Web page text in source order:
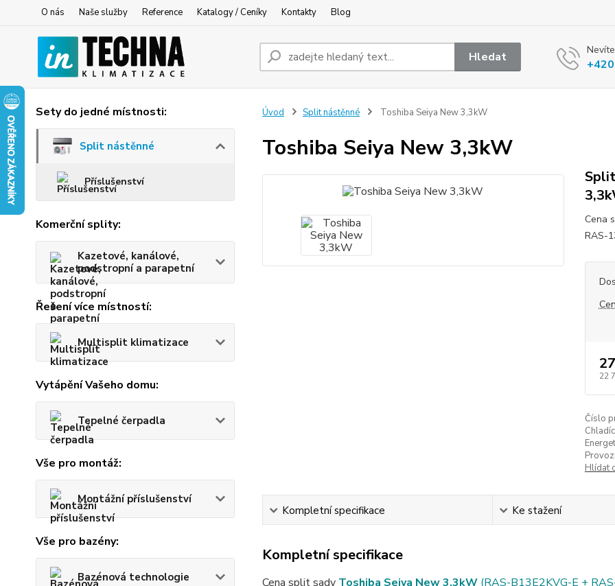
O nás Naše služby Reference Katalogy / Ceníky Kontakty Blog
Hledat
Sety do jedné místnosti:
Split nástěnné
Příslušenství
Komerční splity:
Kazetové, kanálové,
podstropní a parapetní
Řešení více místností:
Multisplit klimatizace
Vytápění Vašeho domu:
Tepelné čerpadla
Vše pro montáž:
Montážní příslušenství
Vše pro bazény:
Bazénová technologie
Úvod Split nástěnné Toshiba Seiya New 3,3kW
Toshiba Seiya New 3,3kW
Cena
RAS-
22
Číslo
Hlídat
Kompletní specifikace Ke stažení
Kompletní specifikace
Cena split sady Toshiba Seiya New 3,3kW (RAS-B13E2KVG-E +